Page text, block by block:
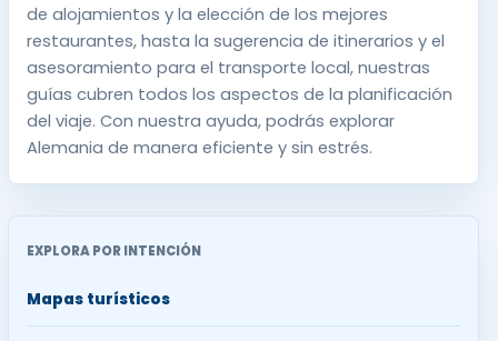
de alojamientos y la elección de los mejores
restaurantes, hasta la sugerencia de itinerarios y el
asesoramiento para el transporte local, nuestras
guías cubren todos los aspectos de la planificación
del viaje. Con nuestra ayuda, podrás explorar
Alemania de manera eficiente y sin estrés.
EXPLORA POR INTENCIÓN
Mapas turísticos